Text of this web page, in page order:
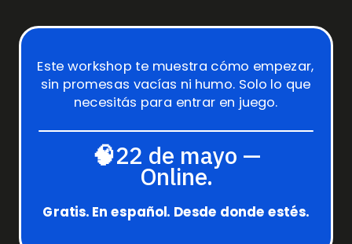
🧠22 de mayo —
Online.
Este workshop te muestra cómo empezar,
sin promesas vacías ni humo. Solo lo que
necesitás para entrar en juego.
Gratis. En español. Desde donde estés.